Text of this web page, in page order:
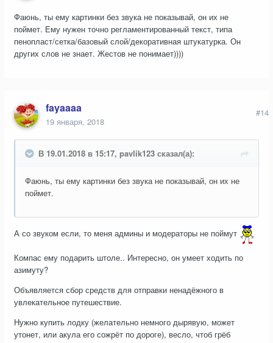
Фаюнь, ты ему картинки без звука не показывай, он их не
поймет. Ему нужен точно регламентированный текст, типа
пенопласт/сетка/базовый слой/декоративная штукатурка. Он
других слов не знает. Жестов не понимает))))
fayaaaa
19 января, 2018
#14
В 19.01.2018 в 15:17, pavlik123 сказал(а):
Фаюнь, ты ему картинки без звука не показывай, он их не
поймет.
А со звуком если, то меня админы и модераторы не поймут
Компас ему подарить штоле.. Интересно, он умеет ходить по
азимуту?
Объявляется сбор средств для отправки ненадёжного в
увлекательное путешествие.
Нужно купить лодку (желательно немного дырявую, может
утонет, или акула его сожрёт по дороге), весло, чтоб грёб